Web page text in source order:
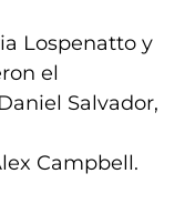
Lospenatto y
el
Salvador,
Campbell.